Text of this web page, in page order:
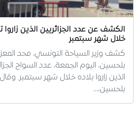
الكشف عن عدد الجزائريين الذين
خلال شهر سبتمبر
كشف وزير السياحة التونسي، محد المعز
بلحسين، اليوم الجمعة، عدد السواح
الذين زاروا بلاده خلال شهر سبتمبر. وقال
بلحسين،…